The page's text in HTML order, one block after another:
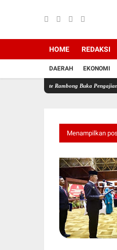
HOME REDAKSI
DAERAH EKONOMI
Rambong Buka Pengajian dan Perkuat
Menampilkan